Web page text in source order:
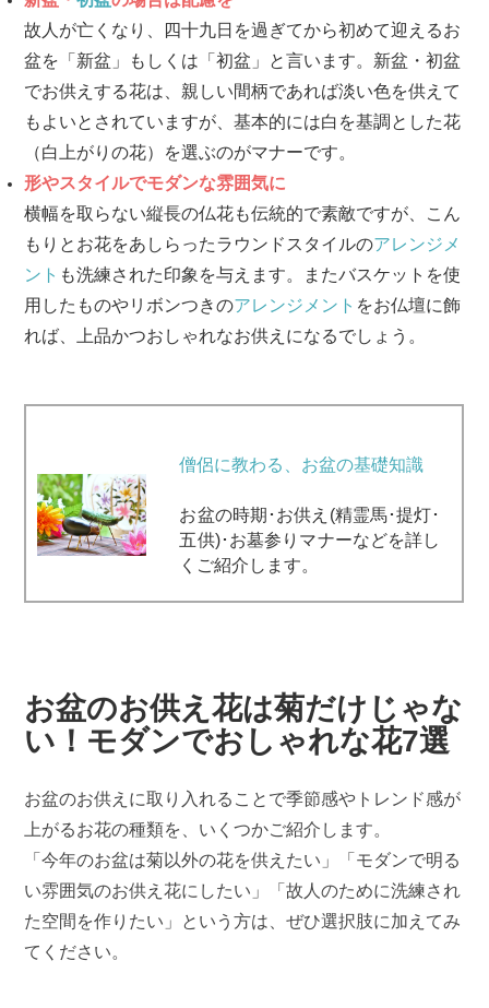
故人が亡くなり、四十九日を過ぎてから初めて迎えるお
盆を「新盆」もしくは「初盆」と言います。新盆・初盆
でお供えする花は、親しい間柄であれば淡い色を供えて
もよいとされていますが、基本的には白を基調とした花
（白上がりの花）を選ぶのがマナーです。
形やスタイルでモダンな雰囲気に
横幅を取らない縦長の仏花も伝統的で素敵ですが、こん
もりとお花をあしらったラウンドスタイルのアレンジメ
ント も洗練された印象を与えます。またバスケットを使
用したものやリボンつきのアレンジメント をお仏壇に飾
れば、上品かつおしゃれなお供えになるでしょう。
僧侶に教わる、お盆の基礎知識
お盆の時期･お供え(精霊馬･提灯･
五供)･お墓参りマナーなどを詳し
くご紹介します。
お盆のお供え花は菊だけじゃな
い！モダンでおしゃれな花7選
お盆のお供えに取り入れることで季節感やトレンド感が
上がるお花の種類を、いくつかご紹介します。
「今年のお盆は菊以外の花を供えたい」「モダンで明る
い雰囲気のお供え花にしたい」「故人のために洗練され
た空間を作りたい」という方は、ぜひ選択肢に加えてみ
てください。